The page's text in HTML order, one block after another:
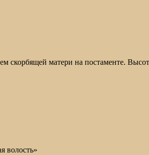
скорбящей матери на постаменте.
волость»